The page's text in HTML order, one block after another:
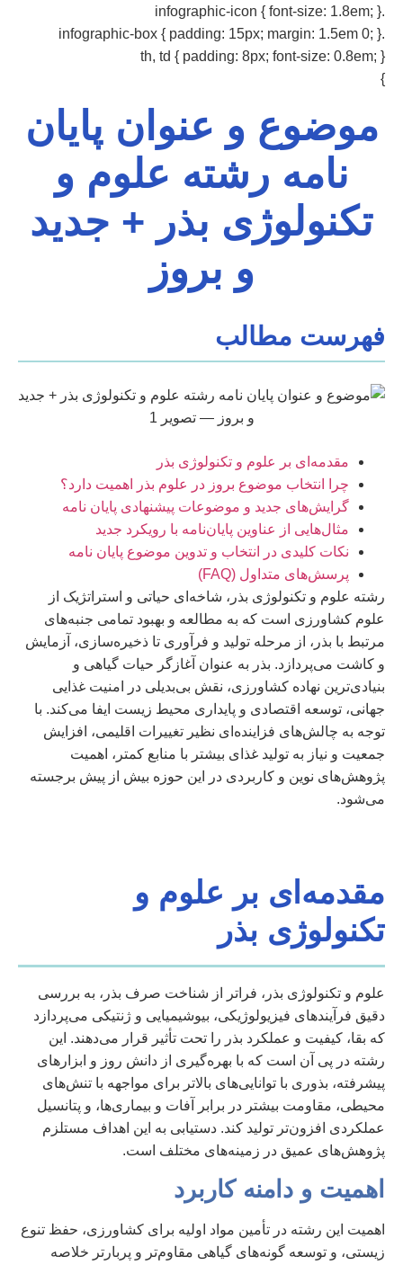
.infographic-icon { font-size: 1.8em; }
.infographic-box { padding: 15px; margin: 1.5em 0; }
th, td { padding: 8px; font-size: 0.8em; }
}
موضوع و عنوان پایان
نامه رشته علوم و
تکنولوژی بذر + جدید
و بروز
فهرست مطالب
مقدمه‌ای بر علوم و تکنولوژی بذر
چرا انتخاب موضوع بروز در علوم بذر اهمیت دارد؟
گرایش‌های جدید و موضوعات پیشنهادی پایان نامه
مثال‌هایی از عناوین پایان‌نامه با رویکرد جدید
نکات کلیدی در انتخاب و تدوین موضوع پایان نامه
پرسش‌های متداول (FAQ)
رشته علوم و تکنولوژی بذر، شاخه‌ای حیاتی و استراتژیک از
علوم کشاورزی است که به مطالعه و بهبود تمامی جنبه‌های
مرتبط با بذر، از مرحله تولید و فرآوری تا ذخیره‌سازی، آزمایش
و کاشت می‌پردازد. بذر به عنوان آغازگر حیات گیاهی و
بنیادی‌ترین نهاده کشاورزی، نقش بی‌بدیلی در امنیت غذایی
جهانی، توسعه اقتصادی و پایداری محیط زیست ایفا می‌کند. با
توجه به چالش‌های فزاینده‌ای نظیر تغییرات اقلیمی، افزایش
جمعیت و نیاز به تولید غذای بیشتر با منابع کمتر، اهمیت
پژوهش‌های نوین و کاربردی در این حوزه بیش از پیش برجسته
می‌شود.
مقدمه‌ای بر علوم و
تکنولوژی بذر
علوم و تکنولوژی بذر، فراتر از شناخت صرف بذر، به بررسی
دقیق فرآیندهای فیزیولوژیکی، بیوشیمیایی و ژنتیکی می‌پردازد
که بقا، کیفیت و عملکرد بذر را تحت تأثیر قرار می‌دهند. این
رشته در پی آن است که با بهره‌گیری از دانش روز و ابزارهای
پیشرفته، بذوری با توانایی‌های بالاتر برای مواجهه با تنش‌های
محیطی، مقاومت بیشتر در برابر آفات و بیماری‌ها، و پتانسیل
عملکردی افزون‌تر تولید کند. دستیابی به این اهداف مستلزم
پژوهش‌های عمیق در زمینه‌های مختلف است.
اهمیت و دامنه کاربرد
اهمیت این رشته در تأمین مواد اولیه برای کشاورزی، حفظ تنوع
زیستی، و توسعه گونه‌های گیاهی مقاوم‌تر و پربارتر خلاصه